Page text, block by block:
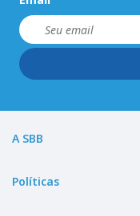
A SBB
Políticas